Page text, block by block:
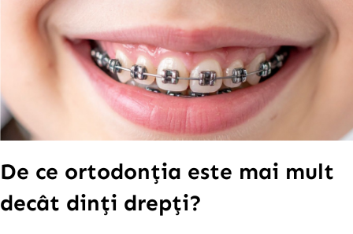
De ce ortodonția este mai mult
decât dinți drepți?